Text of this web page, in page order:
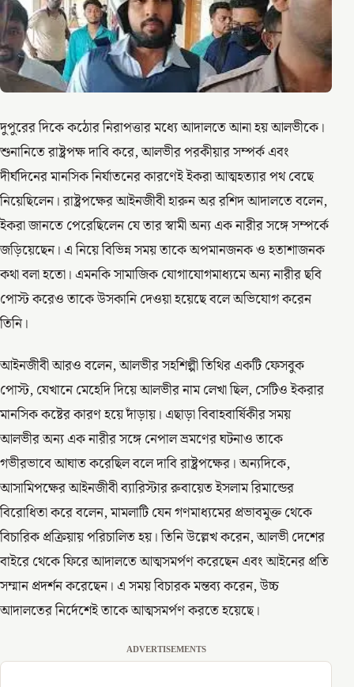
দুপুরের দিকে কঠোর নিরাপত্তার মধ্যে আদালতে আনা হয় আলভীকে।
শুনানিতে রাষ্ট্রপক্ষ দাবি করে, আলভীর পরকীয়ার সম্পর্ক এবং
দীর্ঘদিনের মানসিক নির্যাতনের কারণেই ইকরা আত্মহত্যার পথ বেছে
নিয়েছিলেন। রাষ্ট্রপক্ষের আইনজীবী হারুন অর রশিদ আদালতে বলেন,
ইকরা জানতে পেরেছিলেন যে তার স্বামী অন্য এক নারীর সঙ্গে সম্পর্কে
জড়িয়েছেন। এ নিয়ে বিভিন্ন সময় তাকে অপমানজনক ও হতাশাজনক
কথা বলা হতো। এমনকি সামাজিক যোগাযোগমাধ্যমে অন্য নারীর ছবি
পোস্ট করেও তাকে উসকানি দেওয়া হয়েছে বলে অভিযোগ করেন
তিনি।
আইনজীবী আরও বলেন, আলভীর সহশিল্পী তিথির একটি ফেসবুক
পোস্ট, যেখানে মেহেদি দিয়ে আলভীর নাম লেখা ছিল, সেটিও ইকরার
মানসিক কষ্টের কারণ হয়ে দাঁড়ায়। এছাড়া বিবাহবার্ষিকীর সময়
আলভীর অন্য এক নারীর সঙ্গে নেপাল ভ্রমণের ঘটনাও তাকে
গভীরভাবে আঘাত করেছিল বলে দাবি রাষ্ট্রপক্ষের। অন্যদিকে,
আসামিপক্ষের আইনজীবী ব্যারিস্টার রুবায়েত ইসলাম রিমান্ডের
বিরোধিতা করে বলেন, মামলাটি যেন গণমাধ্যমের প্রভাবমুক্ত থেকে
বিচারিক প্রক্রিয়ায় পরিচালিত হয়। তিনি উল্লেখ করেন, আলভী দেশের
বাইরে থেকে ফিরে আদালতে আত্মসমর্পণ করেছেন এবং আইনের প্রতি
সম্মান প্রদর্শন করেছেন। এ সময় বিচারক মন্তব্য করেন, উচ্চ
আদালতের নির্দেশেই তাকে আত্মসমর্পণ করতে হয়েছে।
ADVERTISEMENTS